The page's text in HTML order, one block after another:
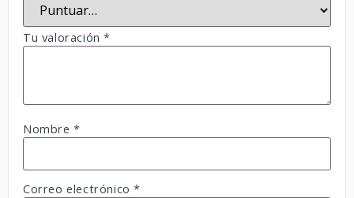
Tu valoración*
Nombre*
Correo electrónico*